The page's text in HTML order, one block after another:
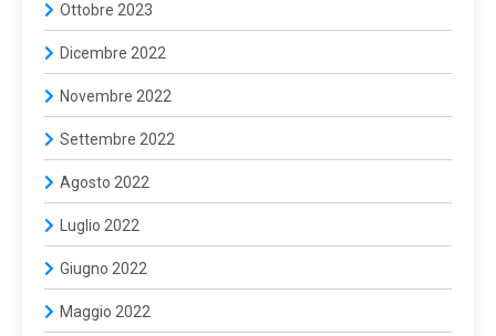
Ottobre 2023
Dicembre 2022
Novembre 2022
Settembre 2022
Agosto 2022
Luglio 2022
Giugno 2022
Maggio 2022